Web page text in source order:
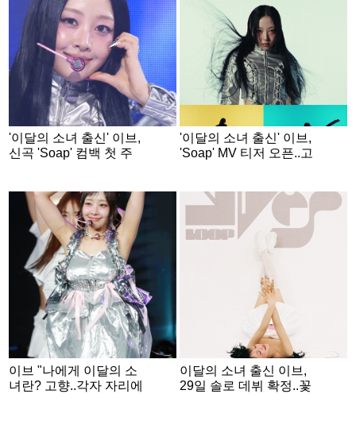
'이달의 소녀 출신' 이브,
신곡 'Soap' 컴백 첫 주
'이달의 소녀 출신' 이브,
'Soap' MV 티저 오픈..고
이브 "나에게 이달의 소
녀란? 고향..각자 자리에
이달의 소녀 출신 이브,
29일 솔로 데뷔 확정..꽃